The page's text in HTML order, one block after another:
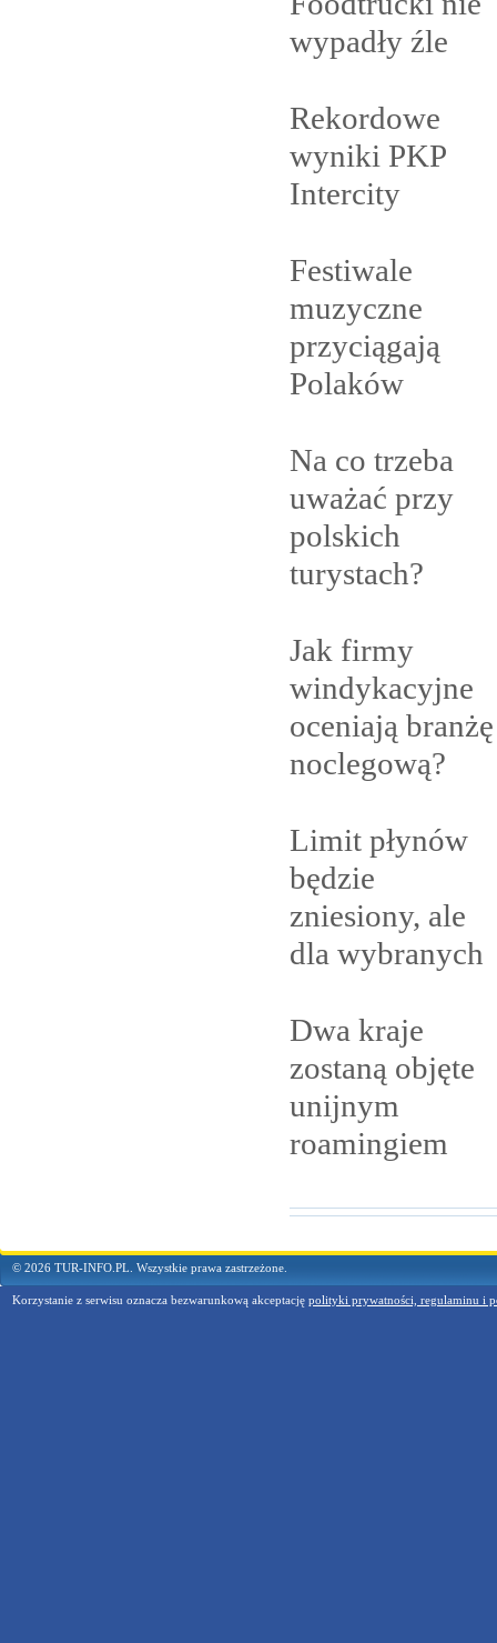
wypadły źle
Rekordowe
wyniki PKP
Intercity
Festiwale
muzyczne
przyciągają
Polaków
Na co trzeba
uważać przy
polskich
turystach?
Jak firmy
windykacyjne
oceniają branżę
noclegową?
Limit płynów
będzie
zniesiony, ale
dla wybranych
Dwa kraje
zostaną objęte
unijnym
roamingiem
© 2026 TUR-INFO.PL. Wszystkie prawa zastrzeżone.
Korzystanie z serwisu oznacza bezwarunkową akceptację polityki prywatności, regulaminu i